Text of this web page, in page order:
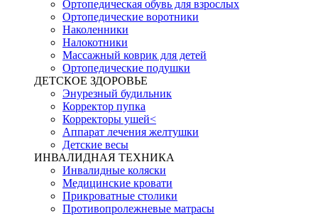
Ортопедическая обувь для взрослых
Ортопедические воротники
Наколенники
Налокотники
Массажный коврик для детей
Ортопедические подушки
ДЕТСКОЕ ЗДОРОВЬЕ
Энурезный будильник
Корректор пупка
Корректоры ушей<
Аппарат лечения желтушки
Детские весы
ИНВАЛИДНАЯ ТЕХНИКА
Инвалидные коляски
Медицинские кровати
Прикроватные столики
Противопролежневые матрасы